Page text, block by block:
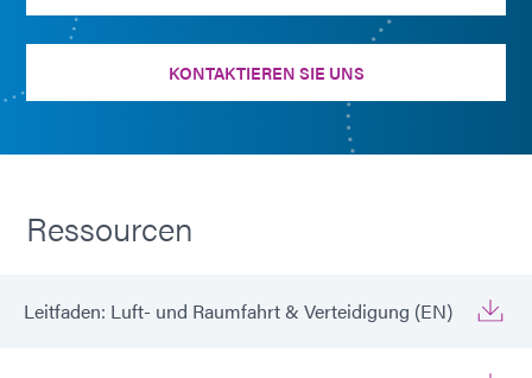
KONTAKTIEREN SIE UNS
Ressourcen
Leitfaden: Luft- und Raumfahrt & Verteidigung (EN)